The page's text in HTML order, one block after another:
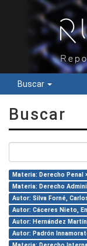
Buscar
Buscar
Materia: Derecho Penal
Materia: Derecho
Autor: Silva Forné,
Autor: Cáceres Nieto,
Autor: Hernández
Autor: Padrón